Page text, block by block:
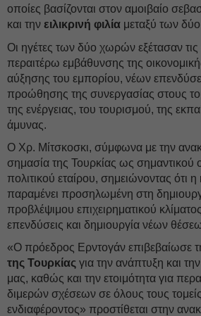
οποίες βασίζονται στον αμοιβαίο
και την ειλικρινή φιλία μεταξύ των
Οι ηγέτες των δύο χωρών εξέτασαν τις
περαιτέρω εμβάθυνσης της
αύξησης του εμπορίου, νέων
προώθησης της συνεργασίας στους
της ενέργειας, του τουρισμού, της
άμυνας.
Ο Χρ. Μίτσκοσκι, σύμφωνα με την
σημασία της Τουρκίας ως σημαντικού
πολιτικού εταίρου, σημειώνοντας ότι
παραμένει προσηλωμένη στη
προβλέψιμου επιχειρηματικού
επενδύσεις και δημιουργία νέων
«Ο πρόεδρος Ερντογάν επιβεβαίωσε
της Τουρκίας για την ανάπτυξη και
μας, καθώς και την ετοιμότητα για
διμερών σχέσεων σε όλους τους
ενδιαφέροντος» προστίθεται στην